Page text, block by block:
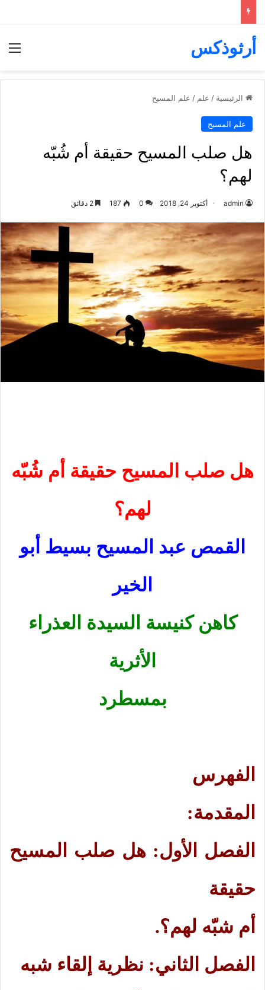
أرثوذكس
الرئيسية / علم / علم المسيح
علم المسيح
هل صلب المسيح حقيقة أم شُبّه
لهم؟
admin أكتوبر 24, 2018 0
187
هل صلب المسيح حقيقة أم شُبّه
لهم؟
القمص عبد المسيح بسيط أبو
الخير
كاهن كنيسة السيدة العذراء
الأثرية
بمسطرد
الفهرس
المقدمة:
الفصل الأول: هل صلب المسيح
حقيقة
أم شبّه لهم؟.
الفصل الثاني: نظرية إلقاء شبه